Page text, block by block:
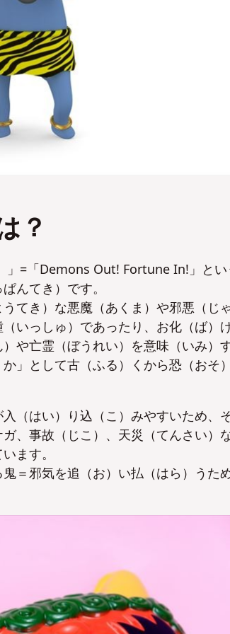
？
」=「Demons Out! Fortune In!」と
んてき）です。
てき）な悪魔（あくま）や邪悪（じ
いっしゅ）であったり、お化（ば）
や亡霊（ぼうれい）を意味（いみ）
」として古（ふる）くから恐（おそ
（はい）り込（こ）みやすいため、
、事故（じこ）、天災（てんさい）
ます。
＝邪気を追（お）い払（はら）うた